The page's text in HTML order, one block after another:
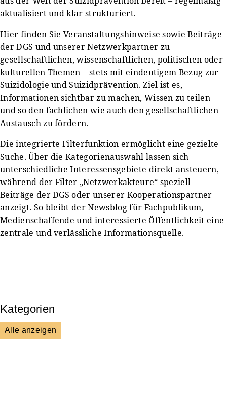
aktualisiert und klar strukturiert.
Hier finden Sie Veranstaltungshinweise sowie Beiträge
der DGS und unserer Netzwerkpartner zu
gesellschaftlichen, wissenschaftlichen, politischen oder
kulturellen Themen – stets mit eindeutigem Bezug zur
Suizidologie und Suizidprävention. Ziel ist es,
Informationen sichtbar zu machen, Wissen zu teilen
und so den fachlichen wie auch den gesellschaftlichen
Austausch zu fördern.
Die integrierte Filterfunktion ermöglicht eine gezielte
Suche. Über die Kategorienauswahl lassen sich
unterschiedliche Interessensgebiete direkt ansteuern,
während der Filter „Netzwerkakteure“ speziell
Beiträge der DGS oder unserer Kooperationspartner
anzeigt. So bleibt der Newsblog für Fachpublikum,
Medienschaffende und interessierte Öffentlichkeit eine
zentrale und verlässliche Informationsquelle.
Kategorien
Alle anzeigen